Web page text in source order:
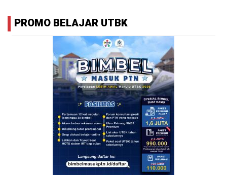
PROMO BELAJAR UTBK